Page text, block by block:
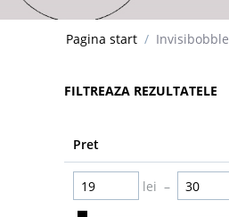
Pagina start / Invisibobble
FILTREAZA REZULTATELE
Pret
lei –